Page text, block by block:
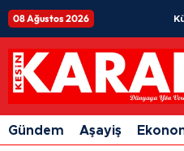
08 Ağustos 2026
Gündem Aşayiş